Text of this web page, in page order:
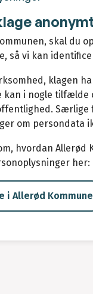
skal du
så vi kan
klagen
kan i nogle tilfælde
Særlige
om persondata
hvordan Allerød
her:
i Allerød Kommune